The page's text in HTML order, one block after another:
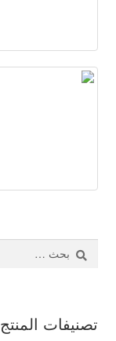
عن:
تصنيفات المنتج